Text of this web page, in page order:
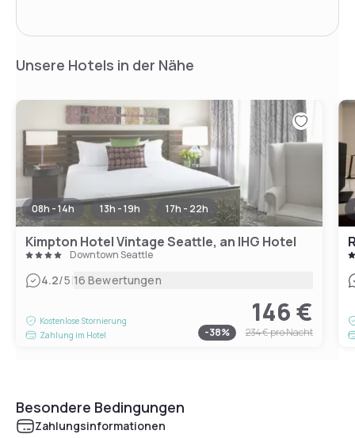
Unsere Hotels in der Nähe
08h - 14h 13h - 19h 17h - 22h
Kimpton Hotel Vintage Seattle, an IHG Hotel
Downtown Seattle
4.2/5|16 Bewertungen
Kostenlose Stornierung
Zahlung im Hotel
146 €
-38% 234 €pro Nacht
Besondere Bedingungen
Zahlungsinformationen